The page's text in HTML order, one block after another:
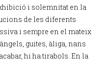
i solemnitat en la
de les diferents
i sempre en el mateix
guites, àliga, nans
hi ha tirabols. En la